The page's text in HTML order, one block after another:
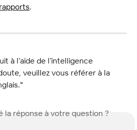
.
à l’aide de l’intelligence
veuillez vous référer à la
la réponse à votre question ?